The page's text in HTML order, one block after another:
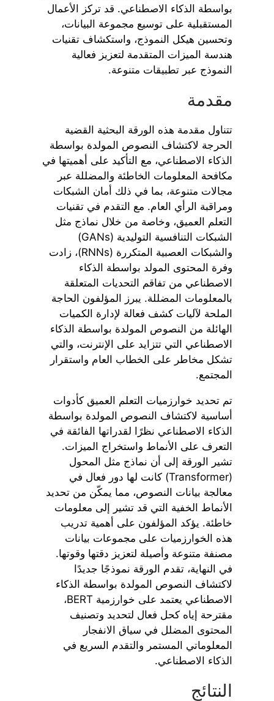
بواسطة الذكاء الاصطناعي. قد تركز الأعمال
المستقبلية على توسيع مجموعة البيانات،
وتحسين هيكل النموذج، واستكشاف تقنيات
هندسة الميزات المتقدمة لتعزيز فعالية
النموذج عبر تطبيقات متنوعة.
مقدمة
تتناول مقدمة هذه الورقة البحثية القضية
الحرجة لاكتشاف النصوص المولدة بواسطة
الذكاء الاصطناعي، مع التأكيد على أهميتها في
مكافحة المعلومات الخاطئة والمضللة عبر
مجالات متنوعة، بما في ذلك أمان الشبكات
ومراقبة الرأي العام. مع التقدم في تقنيات
التعلم العميق، وخاصة من خلال نماذج مثل
الشبكات التنافسية التوليدية (GANs)
والشبكات العصبية المتكررة (RNNs)، زادت
وفرة المحتوى المولد بواسطة الذكاء
الاصطناعي من تفاقم التحديات المتعلقة
بالمعلومات المضللة. يبرز المؤلفون الحاجة
الملحة لآليات كشف فعالة لإدارة الكميات
الهائلة من النصوص المولدة بواسطة الذكاء
الاصطناعي التي تتزايد على الإنترنت، والتي
تشكل مخاطر على الخطاب العام واستقرار
المجتمع.
تم تحديد خوارزميات التعلم العميق كأدوات
أساسية لاكتشاف النصوص المولدة بواسطة
الذكاء الاصطناعي نظرًا لقدراتها الفائقة في
التعرف على الأنماط واستخراج الميزات.
تشير الورقة إلى أن نماذج مثل المحول
(Transformer) كانت لها دور فعال في
معالجة بيانات النصوص، مما يمكّن من تحديد
الأنماط الخفية التي قد تشير إلى معلومات
خاطئة. يؤكد المؤلفون على أهمية تدريب
هذه الخوارزميات على مجموعات بيانات
مصنفة متنوعة وأصيلة لتعزيز دقتها وقوتها.
في النهاية، تقدم الورقة نموذجًا جديدًا
لاكتشاف النصوص المولدة بواسطة الذكاء
الاصطناعي يعتمد على خوارزمية BERT،
مقترحة إياه كحل فعال لتحديد وتصنيف
المحتوى المضلل في سياق الانفجار
المعلوماتي المستمر والتقدم السريع في
الذكاء الاصطناعي.
النتائج